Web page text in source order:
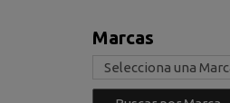
Marcas